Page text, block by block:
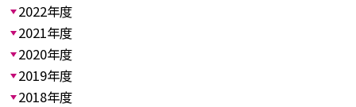
2022年度
2021年度
2020年度
2019年度
2018年度